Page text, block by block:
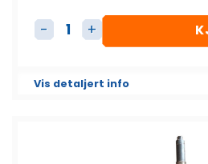
Beltemotor standard15-
Vis detaljert info